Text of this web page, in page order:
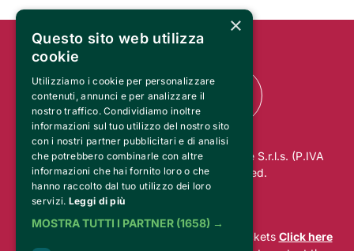
© 2025 RO.MA. UNION Marketing & Trade S.r.l.s. (P.IVA
01813970884). All rights reserved.
CONTACTS
For information and support in purchasing tickets Click here
×
Questo sito web utilizza
cookie
Utilizziamo i cookie per personalizzare
contenuti, annunci e per analizzare il
nostro traffico. Condividiamo inoltre
informazioni sul tuo utilizzo del nostro sito
con i nostri partner pubblicitari e di analisi
che potrebbero combinarle con altre
informazioni che hai fornito loro o che
hanno raccolto dal tuo utilizzo dei loro
servizi. Leggi di più
MOSTRA TUTTI I PARTNER (1658) →